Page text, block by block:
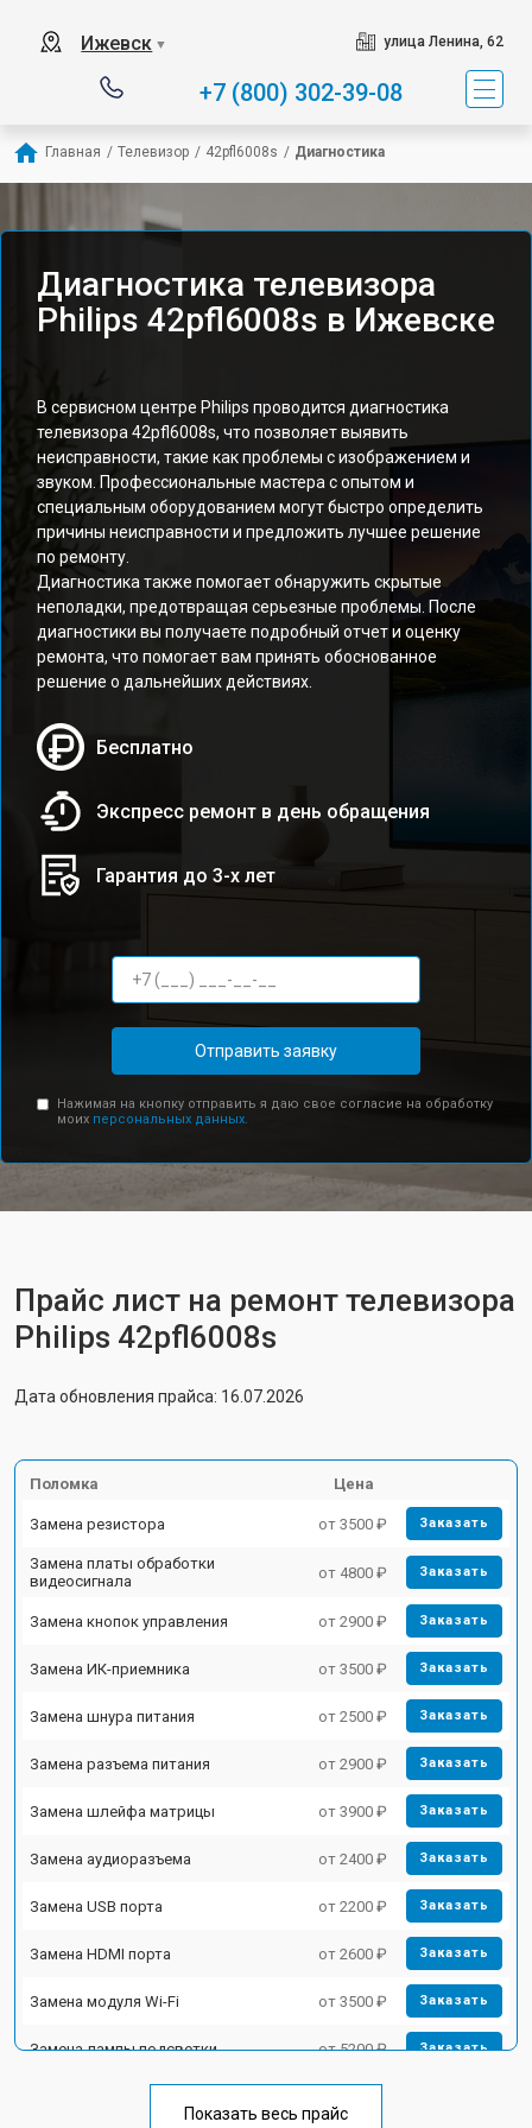
Ижевск ▼ улица Ленина, 62
+7 (800) 302-39-08
Главная / Телевизор / 42pfl6008s / Диагностика
Диагностика телевизора
Philips 42pfl6008s в Ижевске
В сервисном центре Philips проводится диагностика
телевизора 42pfl6008s, что позволяет выявить
неисправности, такие как проблемы с изображением и
звуком. Профессиональные мастера с опытом и
специальным оборудованием могут быстро определить
причины неисправности и предложить лучшее решение
по ремонту.
Диагностика также помогает обнаружить скрытые
неполадки, предотвращая серьезные проблемы. После
диагностики вы получаете подробный отчет и оценку
ремонта, что помогает вам принять обоснованное
решение о дальнейших действиях.
Бесплатно
Экспресс ремонт в день обращения
Гарантия до 3-х лет
Отправить заявку
Нажимая на кнопку отправить я даю свое согласие на обработку
моих персональных данных.
Прайс лист на ремонт телевизора
Philips 42pfl6008s
Дата обновления прайса: 16.07.2026
Поломка Цена
Замена резистора от 3500 ₽ Заказать
Замена платы обработки
видеосигнала
от 4800 ₽ Заказать
Замена кнопок управления от 2900 ₽ Заказать
Замена ИК-приемника от 3500 ₽ Заказать
Замена шнура питания от 2500 ₽ Заказать
Замена разъема питания от 2900 ₽ Заказать
Замена шлейфа матрицы от 3900 ₽ Заказать
Замена аудиоразъема от 2400 ₽ Заказать
Замена USB порта от 2200 ₽ Заказать
Замена HDMI порта от 2600 ₽ Заказать
Замена модуля Wi-Fi от 3500 ₽ Заказать
Замена лампы подсветки от 5200 ₽ Заказать
Показать весь прайс